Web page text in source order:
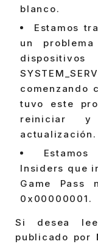
blanco.
Estamos
un
comenzando
tuvo este
reiniciar
actualización.
Insiders que
Game
0x00000001.
Si desea
publicado por